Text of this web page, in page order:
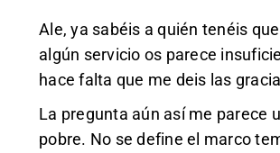
Ale, ya sabéis a quién tenéis
algún servicio os parece
hace falta que me deis las
La pregunta aún así me parece
pobre. No se define el marco